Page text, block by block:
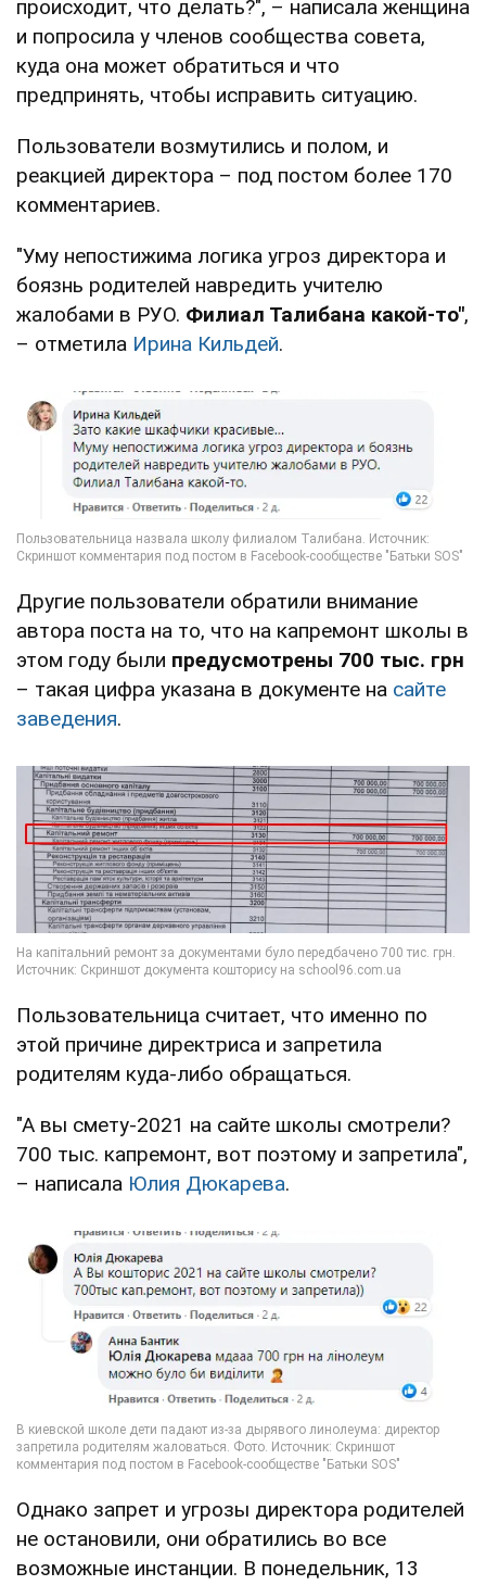
происходит, что делать?", – написала женщина
и попросила у членов сообщества совета,
куда она может обратиться и что
предпринять, чтобы исправить ситуацию.
Пользователи возмутились и полом, и
реакцией директора – под постом более 170
комментариев.
"Уму непостижима логика угроз директора и
боязнь родителей навредить учителю
жалобами в РУО. Филиал Талибана какой-то",
– отметила Ирина Кильдей.
Другие пользователи обратили внимание
автора поста на то, что на капремонт школы в
этом году были предусмотрены 700 тыс. грн
– такая цифра указана в документе на сайте
заведения.
Пользовательница считает, что именно по
этой причине директриса и запретила
родителям куда-либо обращаться.
"А вы смету-2021 на сайте школы смотрели?
700 тыс. капремонт, вот поэтому и запретила",
– написала Юлия Дюкарева.
Однако запрет и угрозы директора родителей
не остановили, они обратились во все
возможные инстанции. В понедельник, 13